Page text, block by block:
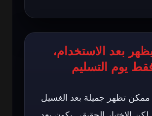
بعد الاستخدام،
يوم التسليم
ممكن تظهر جميلة بعد الغسيل